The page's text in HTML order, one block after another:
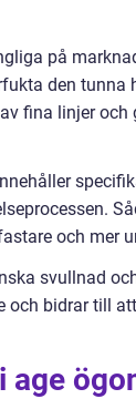
på
den tunna
fina linjer och
och mer
svullnad
och bidrar till
age